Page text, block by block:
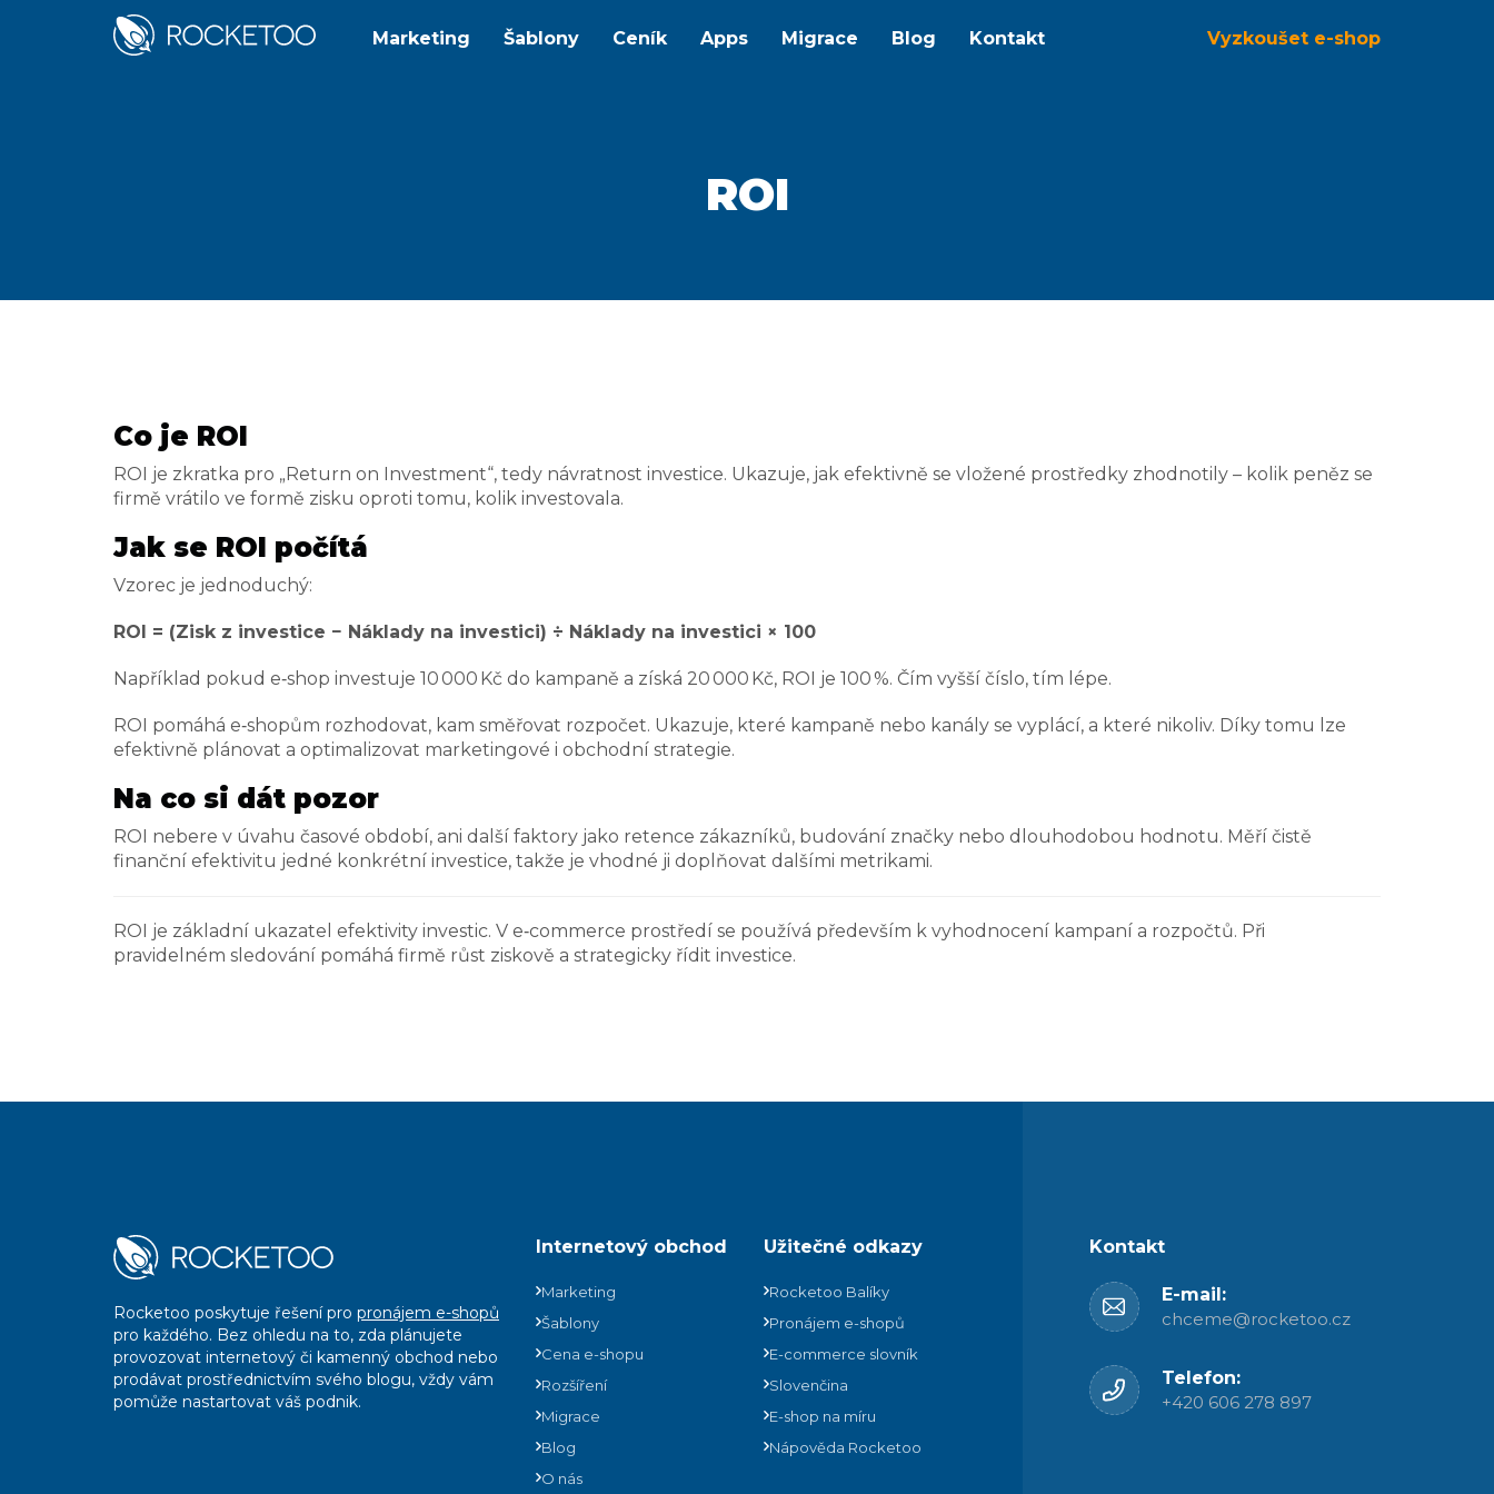
Marketing Šablony Ceník Apps Migrace Blog Kontakt Vyzkoušet e-shop
ROI
Co je ROI
ROI je zkratka pro „Return on Investment“, tedy návratnost investice. Ukazuje, jak efektivně se vložené prostředky zhodnotily – kolik peněz se
firmě vrátilo ve formě zisku oproti tomu, kolik investovala.
Jak se ROI počítá
Vzorec je jednoduchý:
ROI = (Zisk z investice − Náklady na investici) ÷ Náklady na investici × 100
Například pokud e‑shop investuje 10 000 Kč do kampaně a získá 20 000 Kč, ROI je 100 %. Čím vyšší číslo, tím lépe.
ROI pomáhá e‑shopům rozhodovat, kam směřovat rozpočet. Ukazuje, které kampaně nebo kanály se vyplácí, a které nikoliv. Díky tomu lze
efektivně plánovat a optimalizovat marketingové i obchodní strategie.
Na co si dát pozor
ROI nebere v úvahu časové období, ani další faktory jako retence zákazníků, budování značky nebo dlouhodobou hodnotu. Měří čistě
finanční efektivitu jedné konkrétní investice, takže je vhodné ji doplňovat dalšími metrikami.
ROI je základní ukazatel efektivity investic. V e‑commerce prostředí se používá především k vyhodnocení kampaní a rozpočtů. Při
pravidelném sledování pomáhá firmě růst ziskově a strategicky řídit investice.
Rocketoo poskytuje řešení pro pronájem e-shopů
pro každého. Bez ohledu na to, zda plánujete
provozovat internetový či kamenný obchod nebo
prodávat prostřednictvím svého blogu, vždy vám
pomůže nastartovat váš podnik.
Internetový obchod
Marketing
Šablony
Cena e-shopu
Rozšíření
Migrace
Blog
O nás
Užitečné odkazy
Rocketoo Balíky
Pronájem e-shopů
E-commerce slovník
Slovenčina
E-shop na míru
Nápověda Rocketoo
Kontakt
E-mail:
chceme@rocketoo.cz
Telefon:
+420 606 278 897